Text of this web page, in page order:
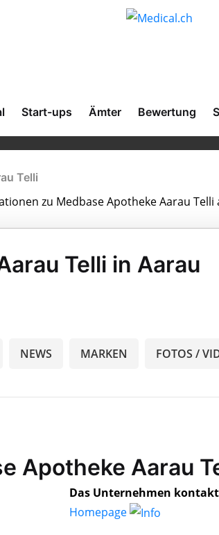
Start-ups Ämter Bewertung
Telli
zu Medbase Apotheke Aarau Telli
Telli in Aarau
NEWS MARKEN FOTOS /
Apotheke Aarau
Das Unternehmen
Homepage